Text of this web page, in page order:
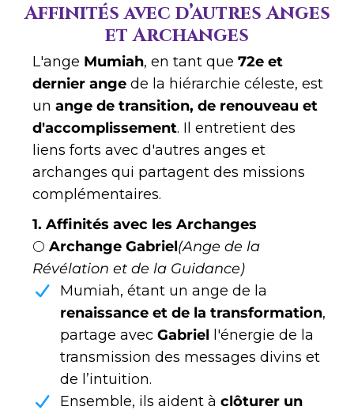
Affinités avec d’autres Anges
et Archanges
L'ange Mumiah, en tant que 72e et
dernier ange de la hiérarchie céleste, est
un ange de transition, de renouveau et
d'accomplissement. Il entretient des
liens forts avec d'autres anges et
archanges qui partagent des missions
complémentaires.
1. Affinités avec les Archanges
🌕 Archange Gabriel(Ange de la
Révélation et de la Guidance)
Mumiah, étant un ange de la
renaissance et de la transformation,
partage avec Gabriel l'énergie de la
transmission des messages divins et
de l’intuition.
Ensemble, ils aident à clôturer un